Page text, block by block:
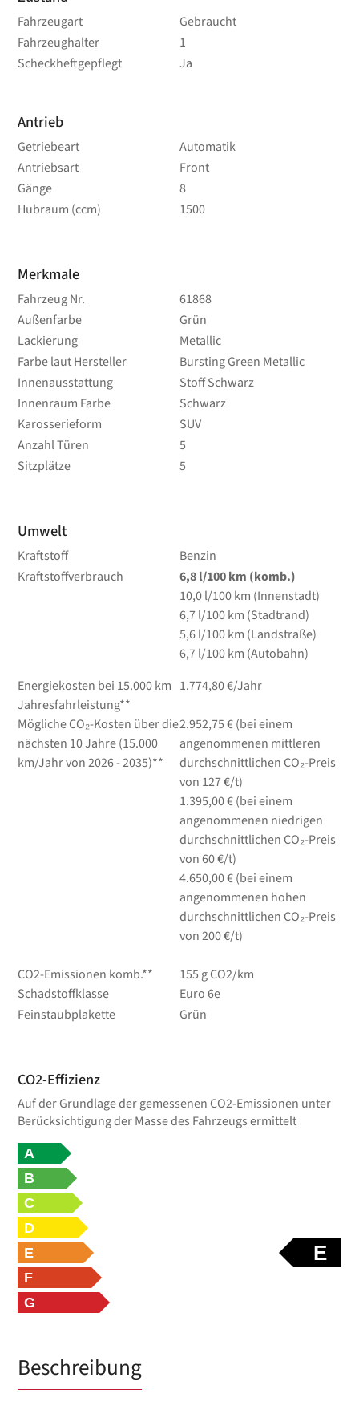
Fahrzeugart
Gebraucht
Fahrzeughalter
1
Scheckheftgepflegt
Ja
Antrieb
Getriebeart
Automatik
Antriebsart
Front
Gänge
8
Hubraum (ccm)
1500
Merkmale
Fahrzeug Nr.
61868
Außenfarbe
Grün
Lackierung
Metallic
Farbe laut Hersteller
Bursting Green Metallic
Innenausstattung
Stoff Schwarz
Innenraum Farbe
Schwarz
Karosserieform
SUV
Anzahl Türen
5
Sitzplätze
5
Umwelt
Kraftstoff
Benzin
Kraftstoffverbrauch
6,8l/100 km (komb.)
10,0l/100 km (Innenstadt)
6,7l/100 km (Stadtrand)
5,6l/100 km (Landstraße)
6,7l/100 km (Autobahn)
Energiekosten bei 15.000 km
Jahresfahrleistung**
1.774,80 €/Jahr
Mögliche CO₂-Kosten über die
nächsten 10 Jahre (15.000
km/Jahr von 2026 - 2035)**
2.952,75 € (bei einem
angenommenen mittleren
durchschnittlichen CO₂-Preis
von 127 €/t)
1.395,00 € (bei einem
angenommenen niedrigen
durchschnittlichen CO₂-Preis
von 60 €/t)
4.650,00 € (bei einem
angenommenen hohen
durchschnittlichen CO₂-Preis
von 200 €/t)
CO2-Emissionen komb.**
155 g CO2/km
Schadstoffklasse
Euro 6e
Feinstaubplakette
Grün
CO2-Effizienz
Auf der Grundlage der gemessenen CO2-Emissionen unter
Berücksichtigung der Masse des Fahrzeugs ermittelt
E
A
B
C
D
E
F
G
Beschreibung